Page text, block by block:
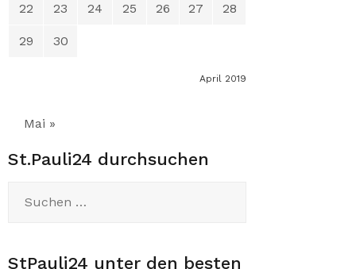
April 2019
22 23 24 25 26 27 28
29 30
Mai »
St.Pauli24 durchsuchen
nach:
StPauli24 unter den besten